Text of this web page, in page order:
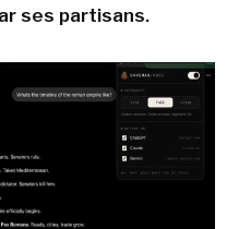
ses partisans.